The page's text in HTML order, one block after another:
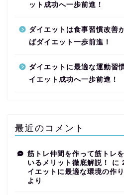
ット成功へ一歩前進！
ダイエットは食事習慣改善
ばダイエット一歩前進！
ダイエットに最適な運動習
イエット成功へ一歩前進！
最近のコメント
筋トレ仲間を作って筋トレ
いるメリット徹底解説！
に
イエットに最適な環境の作
より